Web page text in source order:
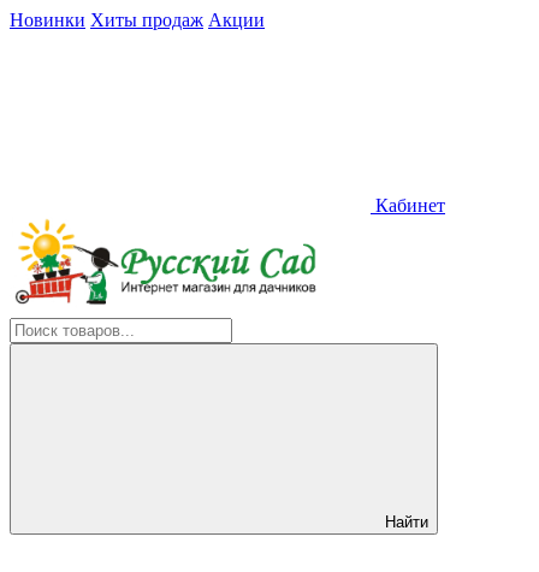
Новинки Хиты продаж Акции
Кабинет
Найти